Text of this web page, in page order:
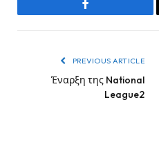
Facebook
PREVIOUS ARTICLE
Έναρξη της National
League2